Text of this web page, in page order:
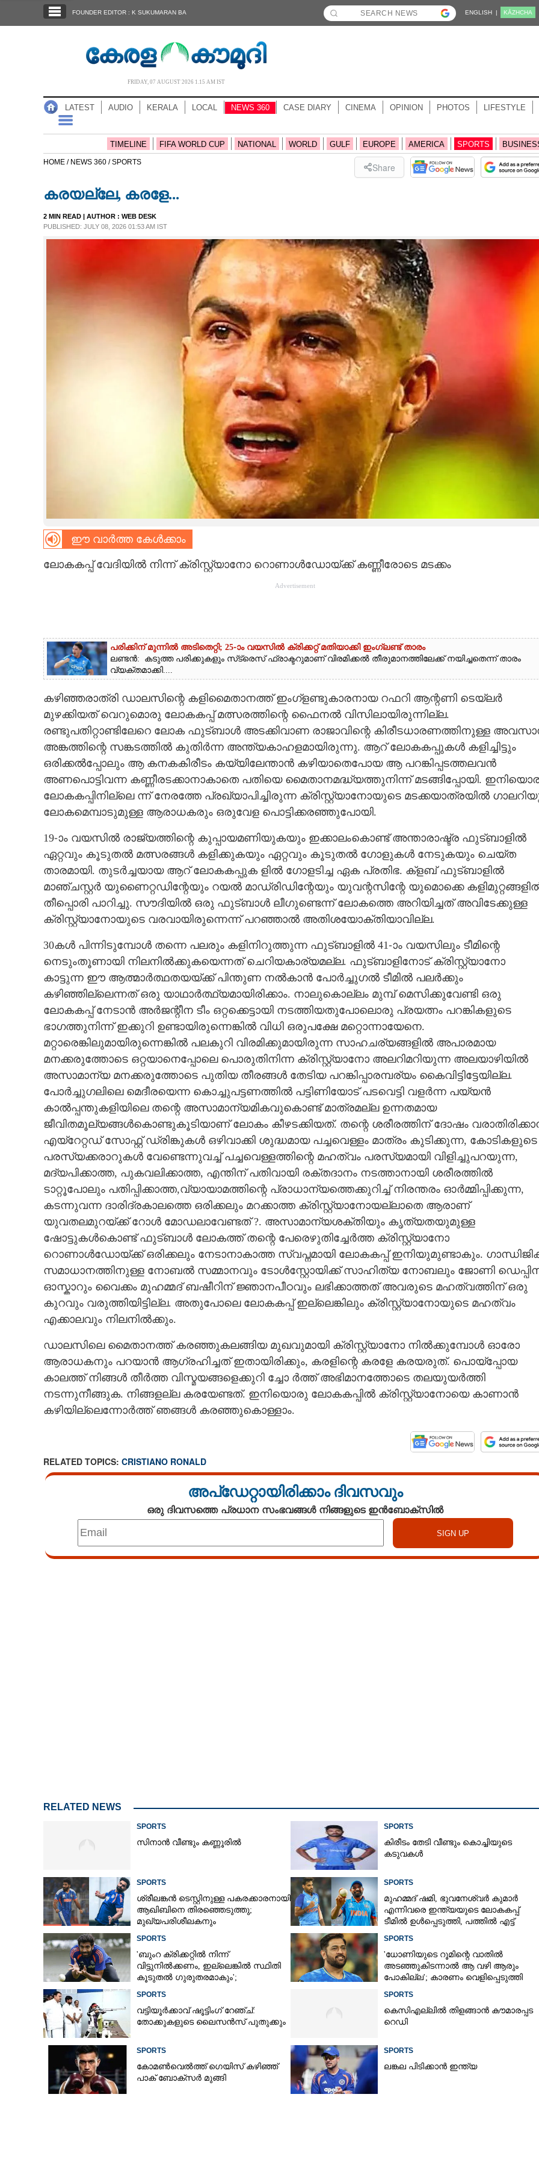
NOTIFIED NEWS
CONTACT US
FOUNDER EDITOR : K SUKUMARAN BA ENGLISH | KĀZHCHA
FRIDAY, 07 AUGUST 2026 1.15 AM IST
LATEST AUDIO KERALA LOCAL NEWS 360 CASE DIARY CINEMA OPINION PHOTOS LIFESTYLE
TIMELINE FIFA WORLD CUP NATIONAL WORLD GULF EUROPE AMERICA SPORTS
HOME / NEWS 360 /SPORTS Share
കരയല്ലേ, കരളേ...
2 MIN READ | AUTHOR : WEB DESK
PUBLISHED: JULY 08, 2026 01:53 AM IST
ഈ വാർത്ത കേൾക്കാം
ലോകകപ്പ് വേദിയിൽ നിന്ന് ക്രിസ്റ്റ്യാനോ റൊണാൾഡോയ്ക്ക് കണ്ണീരോടെ മടക്കം
Advertisement
പരിക്കിന് മുന്നിൽ അടിതെറ്റി; 25-ാം വയസിൽ ക്രിക്കറ്റ് മതിയാക്കി ഇംഗ്ലണ്ട് താരം
ലണ്ടൻ: കടുത്ത പരിക്കുകളും സ്‌ട്രെസ് ഫ്രാക്ടറുമാണ് വിരമിക്കൽ തീരുമാനത്തിലേക്ക് നയിച്ചതെന്ന് താരം
വ്യക്തമാക്കി....
കഴിഞ്ഞരാത്രി ഡാലസിന്റെ കളിമൈതാനത്ത് ഇംഗ്ളണ്ടുകാരനായ റഫറി ആന്റണി ടെയ്ലർ
മുഴക്കിയത് വെറുമൊരു ലോകകപ്പ് മത്സരത്തിന്റെ ഫൈനൽ വിസിലായിരുന്നില്ല.
രണ്ടുപതിറ്റാണ്ടിലേറെ ലോക ഫുട്ബാൾ അടക്കിവാണ രാജാവിന്റെ കിരീടധാരണത്തിനുള്ള
അങ്കത്തിന്റെ സങ്കടത്തിൽ കുതിർന്ന അന്ത്യകാഹളമായിരുന്നു. ആറ് ലോകകപ്പുകൾ കളിച്ചിട്ടും
ഒരിക്കൽപ്പോലും ആ കനകകിരീടം കയ്യിലേന്താൻ കഴിയാതെപോയ ആ പറങ്കിപ്പടത്തലവൻ
അണപൊട്ടിവന്ന കണ്ണീരടക്കാനാകാതെ പതിയെ മൈതാനമദ്ധ്യത്തുനിന്ന് മടങ്ങിപ്പോയി.
ലോകകപ്പിനില്ലെ ന്ന് നേരത്തേ പ്രഖ്യാപിച്ചിരുന്ന ക്രിസ്റ്റ്യാനോയുടെ മടക്കയാത്രയിൽ
ലോകമെമ്പാടുമുള്ള ആരാധകരും ഒരുവേള പൊട്ടിക്കരഞ്ഞുപോയി.
19-ാം വയസിൽ രാജ്യത്തിന്റെ കുപ്പായമണിയുകയും ഇക്കാലംകൊണ്ട് അന്താരാഷ്ട്ര ഫുട്ബാളിൽ
ഏറ്റവും കൂടുതൽ മത്സരങ്ങൾ കളിക്കുകയും ഏറ്റവും കൂടുതൽ ഗോളുകൾ നേടുകയും ചെയ്ത
താരമായി. തുടർച്ചയായ ആറ് ലോകകപ്പുക ളിൽ ഗോളടിച്ച ഏക പ്രതിഭ. ക്ളബ് ഫുട്ബാളിൽ
മാഞ്ചസ്റ്റർ യുണൈറ്റഡിന്റേയും റയൽ മാഡ്രിഡിന്റേയും യുവന്റസിന്റേ യുമൊക്കെ
തീപ്പൊരി പാറിച്ചു. സൗദിയിൽ ഒരു ഫുട്ബാൾ ലീഗുണ്ടെന്ന് ലോകത്തെ അറിയിച്ചത് അവിടേക്കുള്ള
ക്രിസ്റ്റ്യാനോയുടെ വരവായിരുന്നെന്ന് പറഞ്ഞാൽ അതിശയോക്തിയാവില്ല.
30കൾ പിന്നിടുമ്പോൾ തന്നെ പലരും കളിനിറുത്തുന്ന ഫുട്ബാളിൽ 41-ാം വയസിലും ടീമിന്റെ
നെടുംതൂണായി നിലനിൽക്കുകയെന്നത് ചെറിയകാര്യമല്ല. ഫുട്ബാളിനോട് ക്രിസ്റ്റ്യാനോ
കാട്ടുന്ന ഈ ആത്മാർത്ഥതയയ്ക്ക് പിന്തുണ നൽകാൻ പോർച്ചുഗൽ ടീമിൽ പലർക്കും
കഴിഞ്ഞില്ലെന്നത് ഒരു യാഥാർത്ഥ്യമായിരിക്കാം. നാലുകൊല്ലം മുമ്പ് മെസിക്കുവേണ്ടി ഒരു
ലോകകപ്പ് നേടാൻ അർജന്റീന ടീം ഒറ്റക്കെട്ടായി നടത്തിയതുപോലൊരു പ്രയത്നം പറങ്കികളുടെ
ഭാഗത്തുനിന്ന് ഇക്കുറി ഉണ്ടായിരുന്നെങ്കിൽ വിധി ഒരുപക്ഷേ മറ്റൊന്നായേനെ.
മറ്റാരെങ്കിലുമായിരുന്നെങ്കിൽ പലകുറി വിരമിക്കുമായിരുന്ന സാഹചര്യങ്ങളിൽ അപാരമായ
മനക്കരുത്തോടെ ഒറ്റയാനെപ്പോലെ പൊരുതിനിന്ന ക്രിസ്റ്റ്യാനോ അലറിമറിയുന്ന അലയാഴിയിൽ
അസാമാന്യ മനക്കരുത്തോടെ പുതിയ തീരങ്ങൾ തേടിയ പറങ്കിപ്പാരമ്പര്യം കൈവിട്ടിട്ടേയില്ല.
പോർച്ചുഗലിലെ മെദീരയെന്ന കൊച്ചുപട്ടണത്തിൽ പട്ടിണിയോട് പടവെട്ടി വളർന്ന പയ്യൻ
കാൽപ്പന്തുകളിയിലെ തന്റെ അസാമാന്യമികവുകൊണ്ട് മാത്രമല്ല ഉന്നതമായ
ജീവിതമൂല്യങ്ങൾകൊണ്ടുകൂടിയാണ് ലോകം കീഴടക്കിയത്. തന്റെ ശരീരത്തിന് ദോഷം
എയ്റേറ്റഡ് സോഫ്റ്റ് ഡ്രിങ്കുകൾ ഒഴിവാക്കി ശുദ്ധമായ പച്ചവെള്ളം മാത്രം കുടിക്കുന്ന, കോടികളുടെ
പരസ്യക്കരാറുകൾ വേണ്ടെന്നുവച്ച് പച്ചവെള്ളത്തിന്റെ മഹത്വം പരസ്യമായി വിളിച്ചുപറയുന്ന,
മദ്യപിക്കാത്ത, പുകവലിക്കാത്ത, എന്തിന് പതിവായി രക്തദാനം നടത്താനായി ശരീരത്തിൽ
ടാറ്റൂപോലും പതിപ്പിക്കാത്ത,വ്യായാമത്തിന്റെ പ്രാധാന്യത്തെക്കുറിച്ച് നിരന്തരം ഓർമ്മിപ്പിക്കുന്ന,
കടന്നുവന്ന ദാരിദ്രകാലത്തെ ഒരിക്കലും മറക്കാത്ത ക്രിസ്റ്റ്യാനോയല്ലാതെ ആരാണ്
യുവതലമുറയ്ക്ക് റോൾ മോഡലാവേണ്ടത് ?. അസാമാന്യശക്തിയും കൃത്യതയുമുള്ള
ഷോട്ടുകൾകൊണ്ട് ഫുട്ബാൾ ലോകത്ത് തന്റെ പേരെഴുതിച്ചേർത്ത ക്രിസ്റ്റ്യാനോ
റൊണാൾഡോയ്ക്ക് ഒരിക്കലും നേടാനാകാത്ത സ്വപ്നമായി ലോകകപ്പ് ഇനിയുമുണ്ടാകും.
സമാധാനത്തിനുള്ള നോബൽ സമ്മാനവും ടോൾസ്റ്റോയിക്ക് സാഹിത്യ നോബലും ജോണി
ഓസ്കാറും വൈക്കം മുഹമ്മദ് ബഷീറിന് ജ്ഞാനപീഠവും ലഭിക്കാത്തത് അവരുടെ മഹത്വത്തിന് ഒരു
കുറവും വരുത്തിയിട്ടില്ല. അതുപോലെ ലോകകപ്പ് ഇല്ലെങ്കിലും ക്രിസ്റ്റ്യാനോയുടെ മഹത്വം
എക്കാലവും നിലനിൽക്കും.
ഡാലസിലെ മൈതാനത്ത് കരഞ്ഞുകലങ്ങിയ മുഖവുമായി ക്രിസ്റ്റ്യാനോ നിൽക്കുമ്പോൾ ഓരോ
ആരാധകനും പറയാൻ ആഗ്രഹിച്ചത് ഇതായിരിക്കും, കരളിന്റെ കരളേ കരയരുത്. പൊയ്പ്പോയ
കാലത്ത് നിങ്ങൾ തീർത്ത വിസ്മയങ്ങളെക്കുറി ച്ചോ ർത്ത് അഭിമാനത്തോടെ തലയുയർത്തി
നടന്നുനീങ്ങുക. നിങ്ങളല്ല കരയേണ്ടത്. ഇനിയൊരു ലോകകപ്പിൽ ക്രിസ്റ്റ്യാനോയെ കാണാൻ
കഴിയില്ലെന്നോർത്ത് ഞങ്ങൾ കരഞ്ഞുകൊള്ളാം.
RELATED TOPICS: CRISTIANO RONALD
അപ്ഡേറ്റായിരിക്കാം ദിവസവും
ഒരു ദിവസത്തെ പ്രധാന സംഭവങ്ങൾ നിങ്ങളുടെ ഇൻബോക്സിൽ
RELATED NEWS
SPORTS
സിനാൻ വീണ്ടും കണ്ണൂരിൽ
SPORTS
കിരീ‌ടം തേടി വീണ്ടും കൊച്ചിയുടെ
കടുവകൾ
SPORTS
ശ്രീലങ്കൻ ടെസ്റ്റിനുള്ള പകരക്കാരനായി
ആഖിബിനെ തിരഞ്ഞെടുത്തു;
മുഖ്യപരിശീലകനും
SPORTS
മുഹമ്മദ് ഷമി, ഭുവനേശ്വർ കുമാർ
എന്നിവരെ ഇന്ത്യയുടെ ലോകകപ്പ്
ടീമിൽ ഉൾപ്പെടുത്തി,​ പത്തിൽ എട്ട്
SPORTS
'ബുംറ ക്രിക്കറ്റിൽ നിന്ന്
വിട്ടുനിൽക്കണം, ഇല്ലെങ്കിൽ സ്ഥിതി
കൂടുതൽ ഗുരുതരമാകും';
SPORTS
'ധോണിയുടെ റൂമിന്റെ വാതിൽ
അടഞ്ഞുകിടന്നാൽ ആ വഴി ആരും
പോകില്ല'; കാരണം വെളിപ്പെടുത്തി
SPORTS
വട്ടിയൂർക്കാവ് ഷൂട്ടിംഗ് റേഞ്ച്:
തോക്കുകളുടെ ലൈസൻസ് പുതുക്കും
SPORTS
കെസിഎല്ലിൽ തിളങ്ങാൻ കൗമാരപ്പട
റെഡി
SPORTS
കോമൺവെൽത്ത് ഗെയിസ് കഴിഞ്ഞ്
പാക് ബോക്സർ മുങ്ങി
SPORTS
ലങ്കല പിടിക്കാൻ ഇന്ത്യ
കരയല്ലേ, കരളേ...
Copy Link